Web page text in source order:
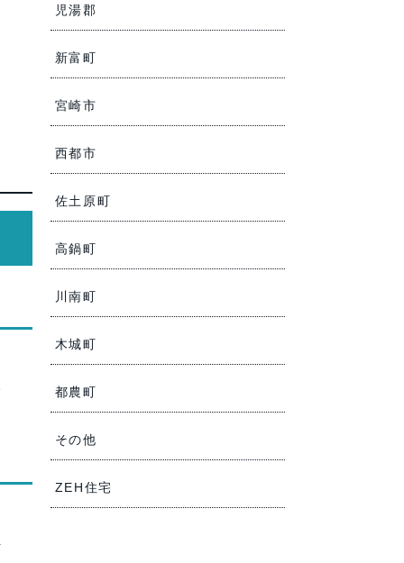
児湯郡
新富町
宮崎市
西都市
佐土原町
高鍋町
川南町
木城町
都農町
その他
ZEH住宅